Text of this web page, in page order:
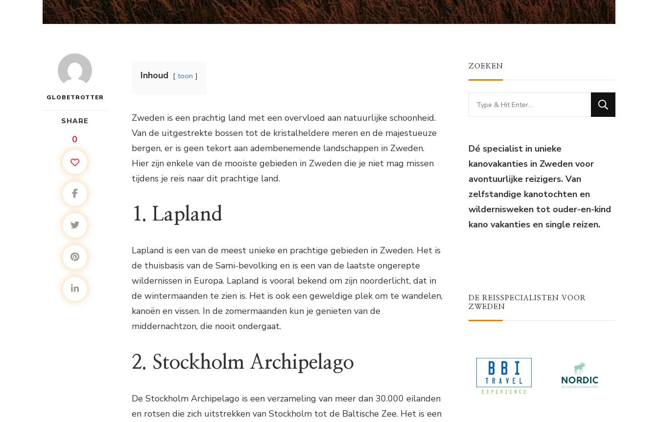
GLOBETROTTER
SHARE
0
Inhoud toon
Zweden is een prachtig land met een overvloed aan natuurlijke schoonheid.
Van de uitgestrekte bossen tot de kristalheldere meren en de majestueuze
bergen, er is geen tekort aan adembenemende landschappen in Zweden.
Hier zijn enkele van de mooiste gebieden in Zweden die je niet mag missen
tijdens je reis naar dit prachtige land.
1. Lapland
Lapland is een van de meest unieke en prachtige gebieden in Zweden. Het is
de thuisbasis van de Sami-bevolking en is een van de laatste ongerepte
wildernissen in Europa. Lapland is vooral bekend om zijn noorderlicht, dat in
de wintermaanden te zien is. Het is ook een geweldige plek om te wandelen,
kanoën en vissen. In de zomermaanden kun je genieten van de
middernachtzon, die nooit ondergaat.
2. Stockholm Archipelago
De Stockholm Archipelago is een verzameling van meer dan 30.000 eilanden
en rotsen die zich uitstrekken van Stockholm tot de Baltische Zee. Het is een
ZOEKEN
Looking
for
Dé specialist in unieke
kanovakanties in Zweden voor
avontuurlijke reizigers. Van
zelfstandige kanotochten en
wildernisweken tot ouder-en-kind
kano vakanties en single reizen.
DE REISSPECIALISTEN VOOR
ZWEDEN